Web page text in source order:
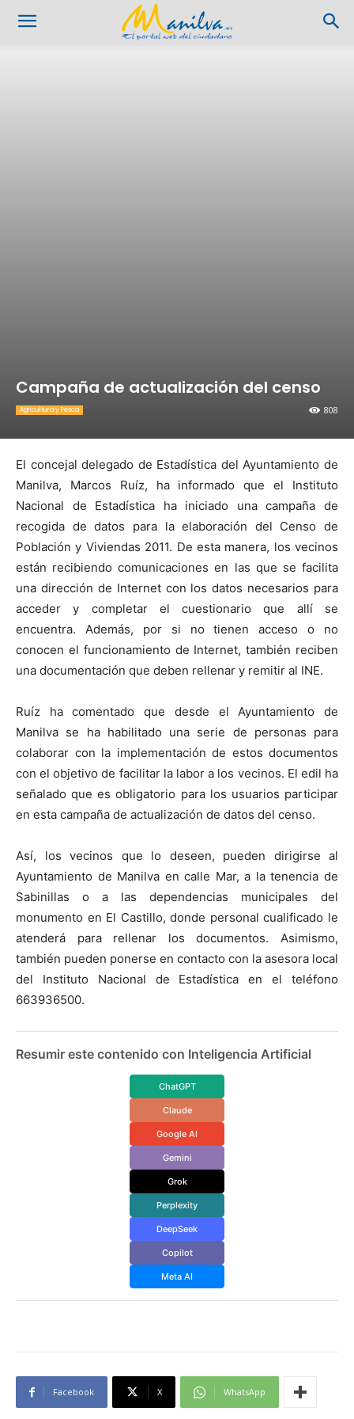
Campaña de actualización del censo
808
Agricultura y Pesca
El concejal delegado de Estadística del Ayuntamiento de
Manilva, Marcos Ruíz, ha informado que el Instituto
Nacional de Estadística ha iniciado una campaña de
recogida de datos para la elaboración del Censo de
Población y Viviendas 2011. De esta manera, los vecinos
están recibiendo comunicaciones en las que se facilita
una dirección de Internet con los datos necesarios para
acceder y completar el cuestionario que allí se
encuentra. Además, por si no tienen acceso o no
conocen el funcionamiento de Internet, también reciben
una documentación que deben rellenar y remitir al INE.
Ruíz ha comentado que desde el Ayuntamiento de
Manilva se ha habilitado una serie de personas para
colaborar con la implementación de estos documentos
con el objetivo de facilitar la labor a los vecinos. El edil ha
señalado que es obligatorio para los usuarios participar
en esta campaña de actualización de datos del censo.
Así, los vecinos que lo deseen, pueden dirigirse al
Ayuntamiento de Manilva en calle Mar, a la tenencia de
Sabinillas o a las dependencias municipales del
monumento en El Castillo, donde personal cualificado le
atenderá para rellenar los documentos. Asimismo,
también pueden ponerse en contacto con la asesora local
del Instituto Nacional de Estadística en el teléfono
663936500.
Resumir este contenido con Inteligencia Artificial
ChatGPT
Claude
Google AI
Gemini
Grok
Perplexity
DeepSeek
Copilot
Meta AI
Facebook X WhatsApp